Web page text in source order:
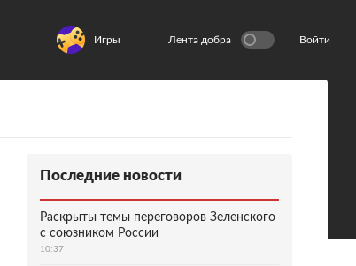
Игры Лента добра Войти
Последние новости
Раскрыты темы переговоров Зеленского
с союзником России
10:37